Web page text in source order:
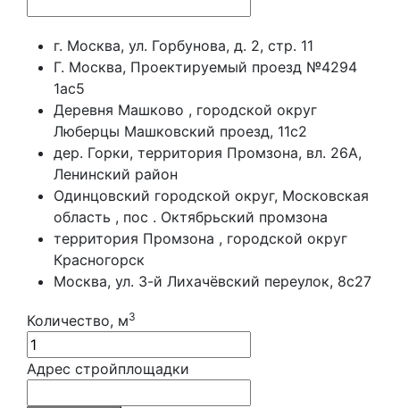
г. Москва, ул. Горбунова, д. 2, стр. 11
Г. Москва, Проектируемый проезд №4294
1ас5
Деревня Машково , городской округ
Люберцы Машковский проезд, 11с2
дер. Горки, территория Промзона, вл. 26А,
Ленинский район
Одинцовский городской округ, Московская
область , пос . Октябрьский промзона
территория Промзона , городской округ
Красногорск
Москва, ул. 3-й Лихачёвский переулок, 8с27
Количество, м3
Адрес стройплощадки